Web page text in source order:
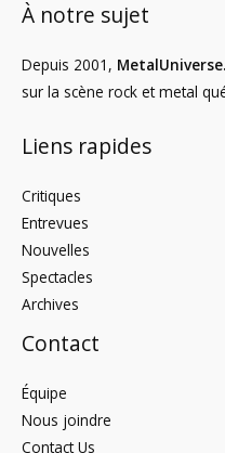
À notre sujet
Depuis 2001,
sur la scène rock et metal
Liens rapides
Critiques
Entrevues
Nouvelles
Spectacles
Archives
Contact
Équipe
Nous joindre
Contact Us